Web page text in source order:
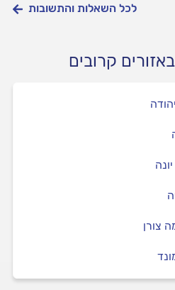
לכל השאלות והתשובות
קרובים
צורן